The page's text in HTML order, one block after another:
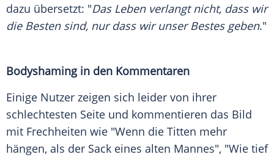
dazu übersetzt: "Das Leben verlangt nicht, dass wir
die Besten sind, nur dass wir unser Bestes geben."
Bodyshaming in den Kommentaren
Einige Nutzer zeigen sich leider von ihrer
schlechtesten Seite und kommentieren das Bild
mit Frechheiten wie "Wenn die Titten mehr
hängen, als der Sack eines alten Mannes", "Wie tief